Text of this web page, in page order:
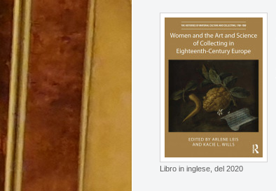
Libro in inglese, del 2020